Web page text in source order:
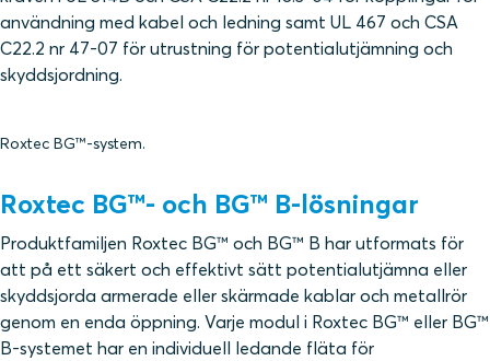
användning med kabel och ledning samt UL 467 och CSA
C22.2 nr 47-07 för utrustning för potentialutjämning och
skyddsjordning.
Roxtec BG™-system.
Roxtec BG™- och BG™ B-lösningar
Produktfamiljen Roxtec BG™ och BG™ B har utformats för
att på ett säkert och effektivt sätt potentialutjämna eller
skyddsjorda armerade eller skärmade kablar och metallrör
genom en enda öppning. Varje modul i Roxtec BG™ eller BG™
B-systemet har en individuell ledande fläta för